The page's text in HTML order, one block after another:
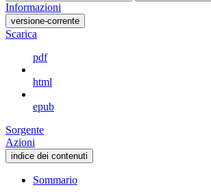
Informazioni
versione-corrente
Scarica
pdf
html
epub
Sorgente
Azioni
indice dei contenuti
Sommario